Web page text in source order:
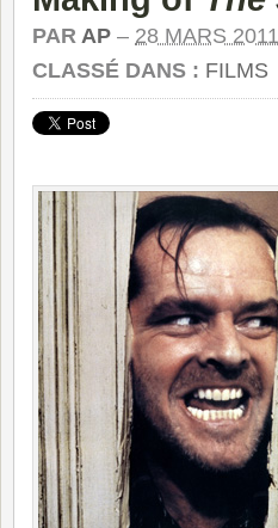
PAR AP – 28 MARS 2011
CLASSÉ DANS : FILMS